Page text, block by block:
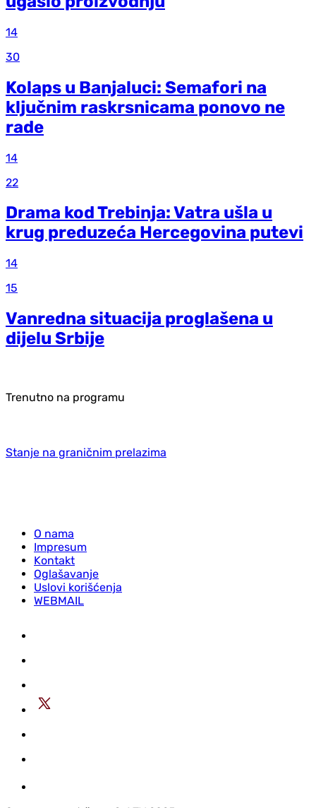
14
30
Kolaps u Banjaluci: Semafori na
ključnim raskrsnicama ponovo ne
rade
14
22
Drama kod Trebinja: Vatra ušla u
krug preduzeća Hercegovina putevi
14
15
Vanredna situacija proglašena u
dijelu Srbije
Trenutno na programu
Stanje na graničnim prelazima
O nama
Impresum
Kontakt
Oglašavanje
Uslovi korišćenja
WEBMAIL